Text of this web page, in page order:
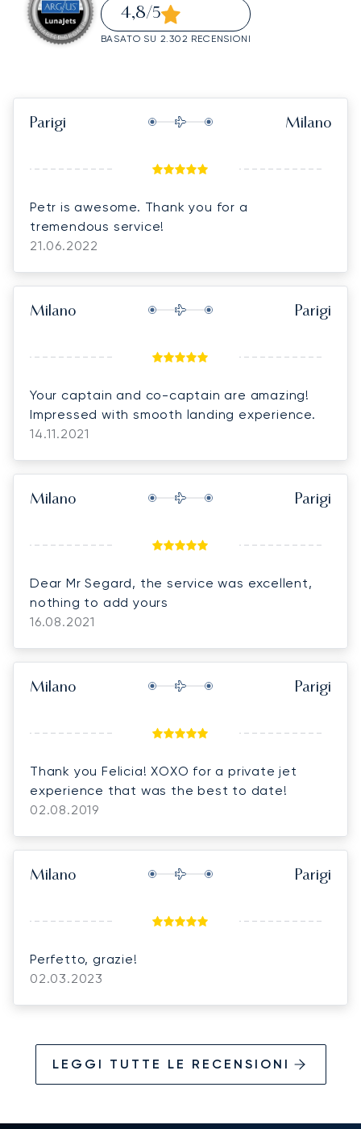
4,8/5
BASATO SU 2.302 RECENSIONI
Parigi Milano
Petr is awesome. Thank you for a
tremendous service!
21.06.2022
Milano Parigi
Your captain and co-captain are amazing!
Impressed with smooth landing experience.
14.11.2021
Milano Parigi
Dear Mr Segard, the service was excellent,
nothing to add yours
16.08.2021
Milano Parigi
Thank you Felicia! XOXO for a private jet
experience that was the best to date!
02.08.2019
Milano Parigi
Perfetto, grazie!
02.03.2023
LEGGI TUTTE LE RECENSIONI